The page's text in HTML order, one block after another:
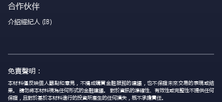
合作伙伴
介紹經紀人 (IB)
免責聲明：
本材料僅反映個人觀點和意見，不構成購買金融服務的建議，也不保證未來交易的表現或結
果。 請勿將本材料視為任何形式的金融建議。 對於資訊的準確性、有效性或完整性不提供任何
保證，且對於基於本材料進行的投資所產生的任何損失，概不承擔責任。